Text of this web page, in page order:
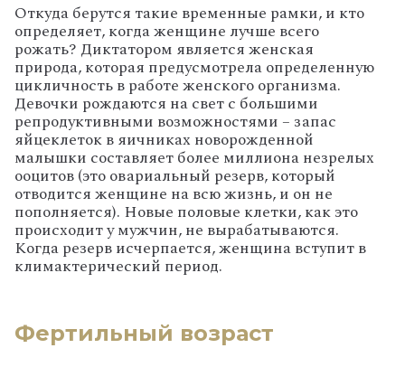
Откуда берутся такие временные рамки, и кто
определяет, когда женщине лучше всего
рожать? Диктатором является женская
природа, которая предусмотрела определенную
цикличность в работе женского организма.
Девочки рождаются на свет с большими
репродуктивными возможностями – запас
яйцеклеток в яичниках новорожденной
малышки составляет более миллиона незрелых
ооцитов (это овариальный резерв, который
отводится женщине на всю жизнь, и он не
пополняется). Новые половые клетки, как это
происходит у мужчин, не вырабатываются.
Когда резерв исчерпается, женщина вступит в
климактерический период.
Фертильный возраст